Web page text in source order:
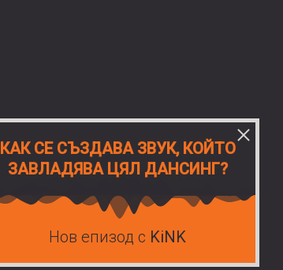
КАК СЕ СЪЗДАВА ЗВУК, КОЙТО
ЗАВЛАДЯВА ЦЯЛ ДАНСИНГ?
Нов епизод с KiNK